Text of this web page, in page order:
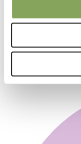
在荷兰北海的边缘，
Svensson 气候幕布
Orchids 的植株茁壮成
查看更多